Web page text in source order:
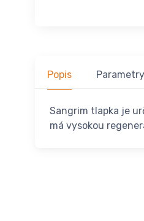
Popis Parametry
Sangrim tlapka je
má vysokou